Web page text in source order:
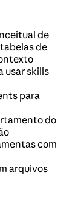
de
de
usar skills
para
do
com
arquivos